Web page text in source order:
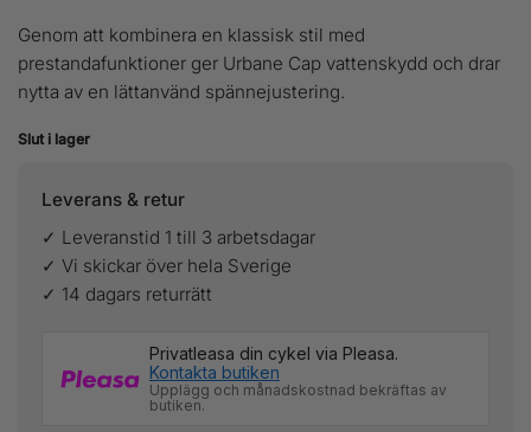
Genom att kombinera en klassisk stil med
prestandafunktioner ger Urbane Cap vattenskydd och drar
nytta av en lättanvänd spännejustering.
Slut i lager
Leverans & retur
✓ Leveranstid 1 till 3 arbetsdagar
✓ Vi skickar över hela Sverige
✓ 14 dagars returrätt
Privatleasa din cykel via Pleasa.
Kontakta butiken
Upplägg och månadskostnad bekräftas av
butiken.